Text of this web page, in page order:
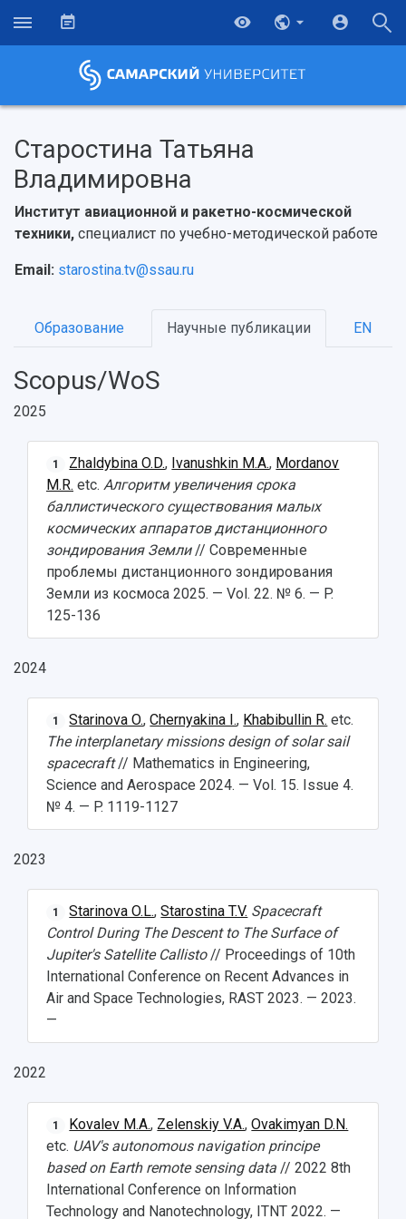
Об университете
История
Ключевые факты
Руководство
Наблюдательный совет
Попечительский совет
Ученый совет
Ректорат
Новости
Главные новости
Бортжурнал
События
СМИ об университете
Пресс-центр
Газета "Полет"
Образование
Почему я выбираю Самарский университет?
Абитуриенту
Магистратура
Аспирантура
Формы обучения
Учебные планы
Дополнительное образование
Научно-исследовательская деятельность
Основные научные направления
Научные школы и ведущие научные коллективы
Подготовка научных кадров
Конкурс на замещение должностей научных
работников
Научно-технический совет
Научные проекты и темы
Старостина Татьяна
Владимировна
Институт авиационной и ракетно-космической
техники, специалист по учебно-методической работе
Email: starostina.tv@ssau.ru
Образование Научные публикации EN
Scopus/WoS
2025
1 Zhaldybina O.D., Ivanushkin M.A., Mordanov
M.R. etc. Алгоритм увеличения срока
баллистического существования малых
космических аппаратов дистанционного
зондирования Земли// Современные
проблемы дистанционного зондирования
Земли из космоса 2025. — Vol. 22. № 6. — P.
125-136
2024
1 Starinova O.,Chernyakina I., Khabibullin R. etc.
The interplanetary missions design of solar sail
spacecraft// Mathematics in Engineering,
Science and Aerospace 2024. — Vol. 15. Issue 4.
№ 4. — P. 1119-1127
2023
1 Starinova O.L.,Starostina T.V. Spacecraft
Control During The Descent to The Surface of
Jupiter's Satellite Callisto// Proceedings of 10th
International Conference on Recent Advances in
Air and Space Technologies, RAST 2023. — 2023.
—
2022
1 Kovalev M.A., Zelenskiy V.A.,Ovakimyan D.N.
etc. UAV's autonomous navigation principe
based on Earth remote sensing data // 2022 8th
International Conference on Information
Technology and Nanotechnology, ITNT 2022. —